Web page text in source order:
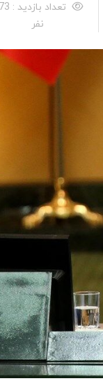
تعداد بازدید : 573
نفر